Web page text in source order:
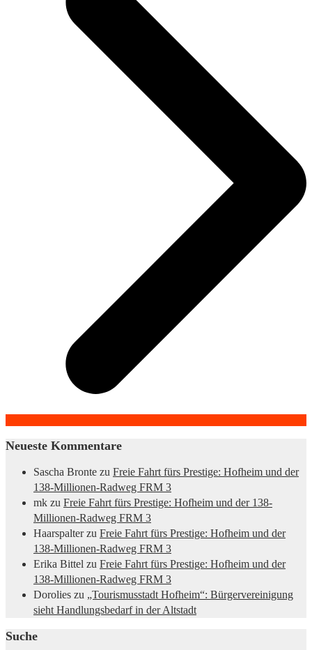
Neueste Kommentare
Sascha Bronte zu Freie Fahrt fürs Prestige: Hofheim und der
138-Millionen-Radweg FRM 3
mk zu Freie Fahrt fürs Prestige: Hofheim und der 138-
Millionen-Radweg FRM 3
Haarspalterzu Freie Fahrt fürs Prestige: Hofheim und der
138-Millionen-Radweg FRM 3
Erika Bittel zu Freie Fahrt fürs Prestige: Hofheim und der
138-Millionen-Radweg FRM 3
Dorolies zu „Tourismusstadt Hofheim“: Bürgervereinigung
sieht Handlungsbedarf in der Altstadt
Suche